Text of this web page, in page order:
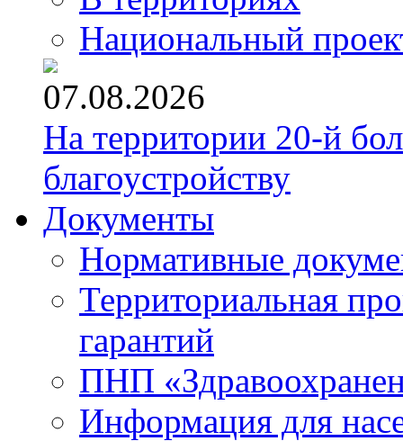
Национальный
07.08.2026
На территории 20-й
благоустройству
Документы
Нормативные
Территориальная
гарантий
ПНП
Информация для